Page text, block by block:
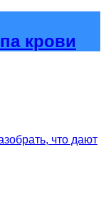
крови
что дают